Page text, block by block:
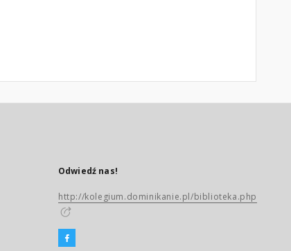
Odwiedź nas!
http://kolegium.dominikanie.pl/biblioteka.php